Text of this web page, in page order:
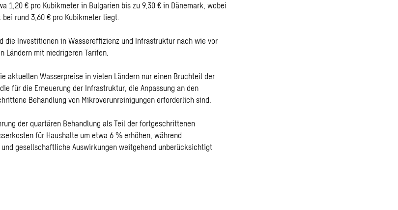
1,20 € pro Kubikmeter in Bulgarien bis zu 9,30 € in Dänemark, wobei
rund 3,60 € pro Kubikmeter liegt.
die Investitionen in Wassereffizienz und Infrastruktur nach wie vor
Ländern mit niedrigeren Tarifen.
aktuellen Wasserpreise in vielen Ländern nur einen Bruchteil der
für die Erneuerung der Infrastruktur, die Anpassung an den
Behandlung von Mikroverunreinigungen erforderlich sind.
der quartären Behandlung als Teil der fortgeschrittenen
für Haushalte um etwa 6 % erhöhen, während
gesellschaftliche Auswirkungen weitgehend unberücksichtigt